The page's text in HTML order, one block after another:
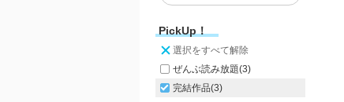
PickUp！
選択をすべて解除
ぜんぶ読み放題(3)
完結作品(3)